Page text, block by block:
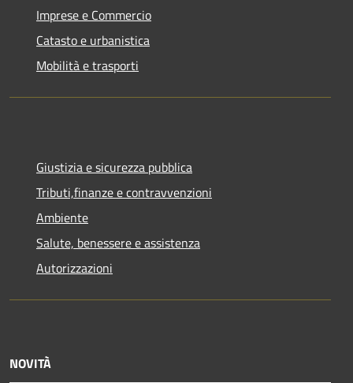
Imprese e Commercio
Catasto e urbanistica
Mobilità e trasporti
Giustizia e sicurezza pubblica
Tributi,finanze e contravvenzioni
Ambiente
Salute, benessere e assistenza
Autorizzazioni
NOVITÀ